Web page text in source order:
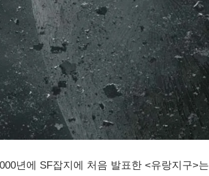
년에 SF잡지에 처음 발표한 <유랑지구>는